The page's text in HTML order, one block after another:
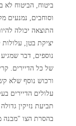
ביטוח, הביטוח לא
וסוחבים, נמנעים
התוצאה יכולה
יציקת בטן, עלולות
נוספים, דבר
של כל הדיירים.
ורכוש נוסף שלא
עלולים הדיירים
תביעת נזיקין
בהסרת הצו "מבנה